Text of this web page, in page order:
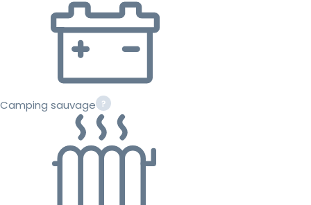
Camping sauvage